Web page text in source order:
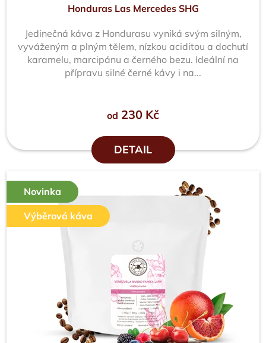
Honduras Las Mercedes SHG
od 230 Kč
DETAIL
Jedinečná káva z Hondurasu vyniká svým silným,
vyváženým a plným tělem, nízkou aciditou a dochutí
karamelu, marcipánu a černého bezu. Ideální na
přípravu silné černé kávy i na...
Novinka
Výběrová káva